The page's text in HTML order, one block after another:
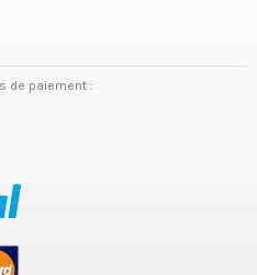
de paiement :